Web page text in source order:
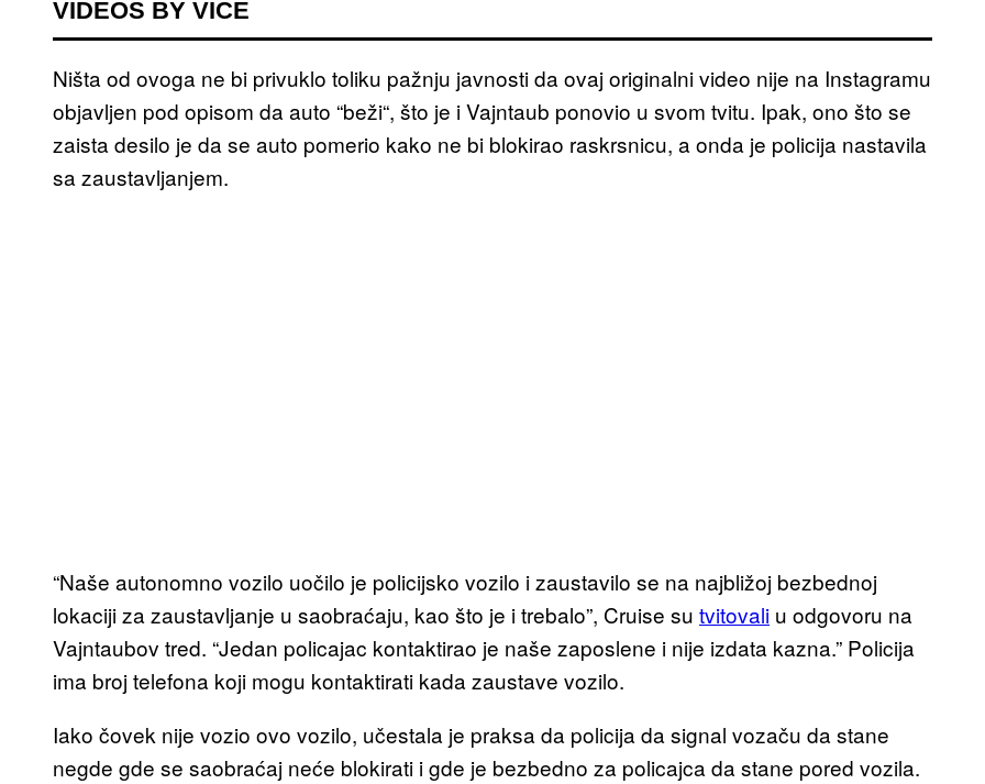
VIDEOS BY VICE
Ništa od ovoga ne bi privuklo toliku pažnju javnosti da ovaj originalni video nije na Instagramu
objavljen pod opisom da auto “beži“, što je i Vajntaub ponovio u svom tvitu. Ipak, ono što se
zaista desilo je da se auto pomerio kako ne bi blokirao raskrsnicu, a onda je policija nastavila
sa zaustavljanjem.
“Naše autonomno vozilo uočilo je policijsko vozilo i zaustavilo se na najbližoj bezbednoj
lokaciji za zaustavljanje u saobraćaju, kao što je i trebalo”, Cruise su tvitovali u odgovoru na
Vajntaubov tred. “Jedan policajac kontaktirao je naše zaposlene i nije izdata kazna.” Policija
ima broj telefona koji mogu kontaktirati kada zaustave vozilo.
Iako čovek nije vozio ovo vozilo, učestala je praksa da policija da signal vozaču da stane
negde gde se saobraćaj neće blokirati i gde je bezbedno za policajca da stane pored vozila.